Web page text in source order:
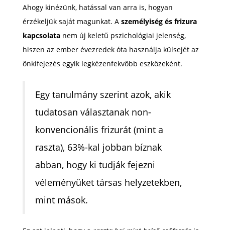
Ahogy kinézünk, hatással van arra is, hogyan
érzékeljük saját magunkat. A személyiség és frizura
kapcsolata nem új keletű pszichológiai jelenség,
hiszen az ember évezredek óta használja külsejét az
önkifejezés egyik legkézenfekvőbb eszközeként.
Egy tanulmány szerint azok, akik
tudatosan választanak non-
konvencionális frizurát (mint a
raszta), 63%-kal jobban bíznak
abban, hogy ki tudják fejezni
véleményüket társas helyzetekben,
mint mások.